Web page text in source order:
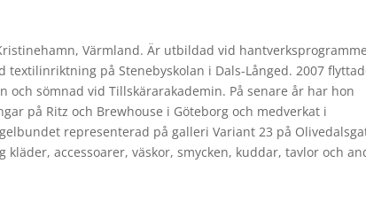
Värmland. Är utbildad vid
textilinriktning på Stenebyskolan i Dals-Långed. 2007
sömnad vid Tillskärarakademin. På senare år har hon
på Ritz och Brewhouse i Göteborg och medverkat i
representerad på galleri Variant 23 på
accessoarer, väskor, smycken, kuddar, tavlor och